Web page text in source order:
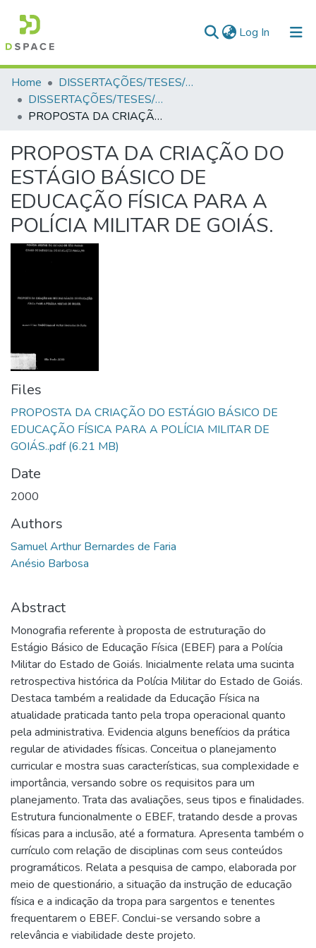
Log In (current)
Communities & Collections
All of DSpace
Home
DISSERTAÇÕES/TESES/MONOGRAFIAS
DISSERTAÇÕES/TESES/MONOGRAFIAS
PROPOSTA DA CRIAÇÃO DO ESTÁGIO BÁSICO DE EDUCAÇÃO FÍSICA PARA A POLÍCIA MILITAR DE GOIÁS.
PROPOSTA DA CRIAÇÃO DO
ESTÁGIO BÁSICO DE
EDUCAÇÃO FÍSICA PARA A
POLÍCIA MILITAR DE GOIÁS.
Files
PROPOSTA DA CRIAÇÃO DO ESTÁGIO BÁSICO DE
EDUCAÇÃO FÍSICA PARA A POLÍCIA MILITAR DE
GOIÁS..pdf(6.21 MB)
Date
2000
Authors
Samuel Arthur Bernardes de Faria
Anésio Barbosa
Abstract
Monografia referente à proposta de estruturação do
Estágio Básico de Educação Física (EBEF) para a Polícia
Militar do Estado de Goiás. Inicialmente relata uma sucinta
retrospectiva histórica da Polícia Militar do Estado de Goiás.
Destaca também a realidade da Educação Física na
atualidade praticada tanto pela tropа operacional quanto
pela administrativa. Evidencia alguns benefícios da prática
regular de atividades físicas. Conceitua o planejamento
curricular e mostra suas características, sua complexidade e
importância, versando sobre os requisitos para um
planejamento. Trata das avaliações, seus tipos e finalidades.
Estrutura funcionalmente o EBEF, tratando desde a provas
físicas para a inclusão, até a formatura. Apresenta também o
currículo com relação de disciplinas com seus conteúdos
programáticos. Relata a pesquisa de campo, elaborada por
meio de questionário, a situação da instrução de educação
física e a indicação da tropa para sargentos e tenentes
frequentarem o EBEF. Conclui-se versando sobre a
relevância e viabilidade deste projeto.